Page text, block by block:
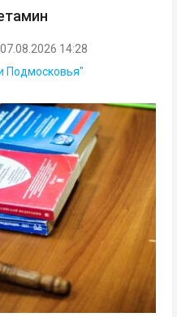
07.08.2026 14:28
Подмосковья"